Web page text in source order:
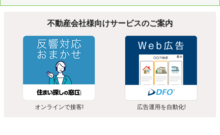
不動産会社様向けサービスのご案内
オンラインで接客! 広告運用を自動化!